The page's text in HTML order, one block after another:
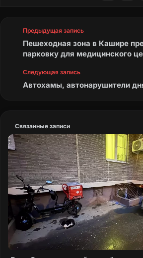
Предыдущая запись
Пешеходная зона в Кашире
парковку для медицинского
Следующая запись
Автохамы, автонарушители
Связанные записи